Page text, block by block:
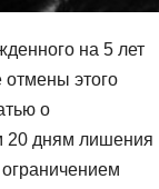
на 5 лет
этого
о
20 дням лишения